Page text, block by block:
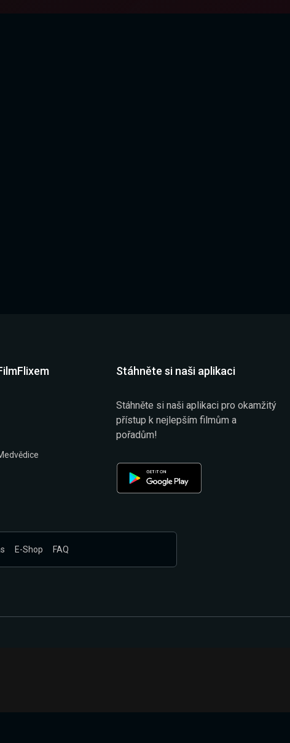
Stáhněte si naši aplikaci
Stáhněte si naši aplikaci pro okamžitý
přístup k nejlepším filmům a
pořadům!
E-Shop FAQ